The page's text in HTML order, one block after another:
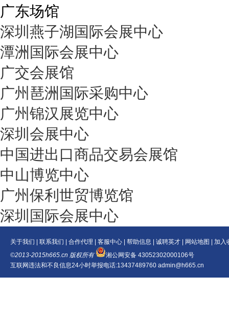
广东场馆
深圳燕子湖国际会展中心
潭洲国际会展中心
广交会展馆
广州琶洲国际采购中心
广州锦汉展览中心
深圳会展中心
中国进出口商品交易会展馆
中山博览中心
广州保利世贸博览馆
深圳国际会展中心
关于我们 联系我们 合作代理 客服中心 帮助信息 诚聘英才 网站地图
加入
©2013-2015h665.cn 版权所有
湘公网安备 43052302000106号
互联网违法和不良信息24小时举报电话:13437489760 admin@h665.cn